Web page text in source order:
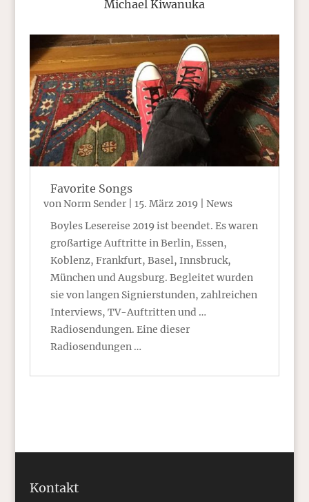
Michael Kiwanuka
Favorite Songs
von Norm Sender| 15. März 2019| News
Boyles Lesereise 2019 ist beendet. Es waren
großartige Auftritte in Berlin, Essen,
Koblenz, Frankfurt, Basel, Innsbruck,
München und Augsburg. Begleitet wurden
sie von langen Signierstunden, zahlreichen
Interviews, TV-Auftritten und …
Radiosendungen. Eine dieser
Radiosendungen …
Kontakt